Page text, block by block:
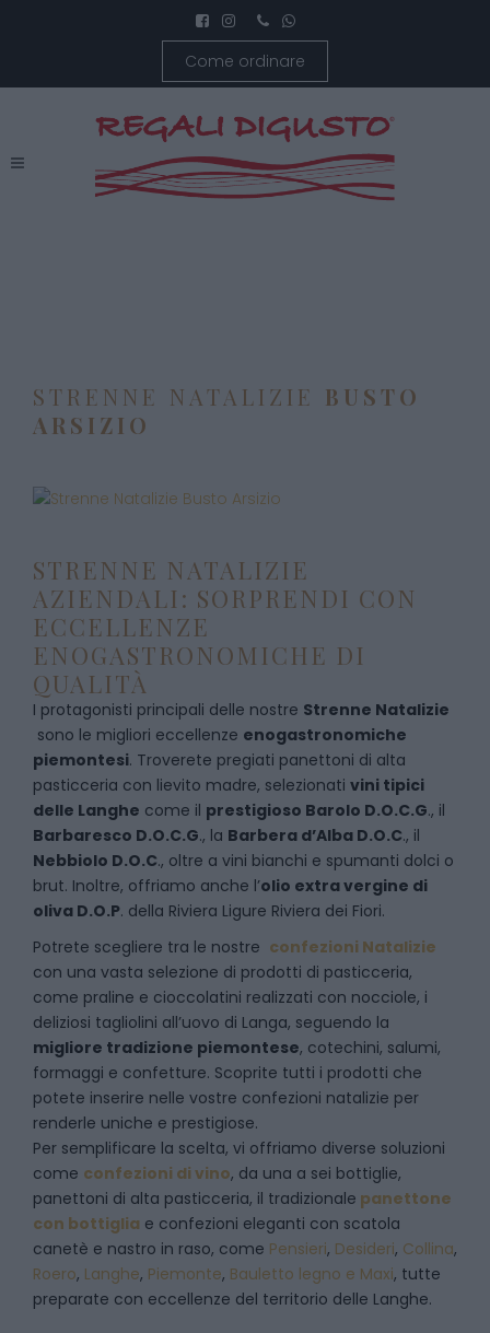
Come ordinare
STRENNE NATALIZIE BUSTO
ARSIZIO
STRENNE NATALIZIE
AZIENDALI: SORPRENDI CON
ECCELLENZE
ENOGASTRONOMICHE DI
QUALITÀ
I protagonisti principali delle nostre Strenne Natalizie
sono le migliori eccellenze enogastronomiche
piemontesi. Troverete pregiati panettoni di alta
pasticceria con lievito madre, selezionati vini tipici
delle Langhe come il prestigioso Barolo D.O.C.G., il
Barbaresco D.O.C.G., la Barbera d’Alba D.O.C., il
Nebbiolo D.O.C., oltre a vini bianchi e spumanti dolci o
brut. Inoltre, offriamo anche l’olio extra vergine di
oliva D.O.P. della Riviera Ligure Riviera dei Fiori.
Potrete scegliere tra le nostre confezioni Natalizie
con una vasta selezione di prodotti di pasticceria,
come praline e cioccolatini realizzati con nocciole, i
deliziosi tagliolini all’uovo di Langa, seguendo la
migliore tradizione piemontese, cotechini, salumi,
formaggi e confetture. Scoprite tutti i prodotti che
potete inserire nelle vostre confezioni natalizie per
renderle uniche e prestigiose.
Per semplificare la scelta, vi offriamo diverse soluzioni
come confezioni di vino, da una a sei bottiglie,
panettoni di alta pasticceria, il tradizionale panettone
con bottiglia e confezioni eleganti con scatola
canetè e nastro in raso, come Pensieri, Desideri, Collina,
Roero, Langhe, Piemonte, Bauletto legno e Maxi, tutte
preparate con eccellenze del territorio delle Langhe.